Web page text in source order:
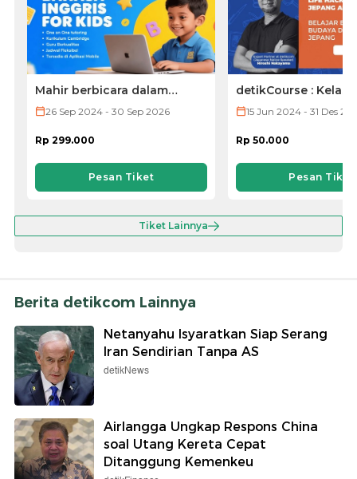
Mahir berbicara dalam
Bahasa Inggris dengan
26 Sep 2024 - 30 Sep 2026
Rp 299.000
Pesan Tiket
detikCourse : Kelas
Jepang (VOD ONLY)
15 Jun 2024 - 31 Des
Rp 50.000
Pesan Tiket
Tiket Lainnya
Berita detikcom Lainnya
Netanyahu Isyaratkan Siap Serang
Iran Sendirian Tanpa AS
detikNews
Airlangga Ungkap Respons China
soal Utang Kereta Cepat
Ditanggung Kemenkeu